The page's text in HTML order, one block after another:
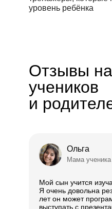
уровень ребёнка
Отзывы
учеников
и
Мой сын учится
Я очень довольна
лет он может
выступать с
Ольга
Мама ученика